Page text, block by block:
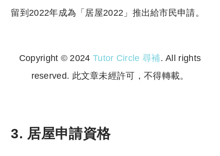
留到2022年成為「居屋2022」推出給市民申請。
Copyright © 2024 Tutor Circle 尋補. All rights
reserved. 此文章未經許可，不得轉載。
3. 居屋申請資格